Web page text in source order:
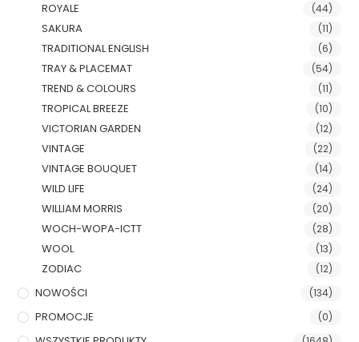
ROYALE (44)
SAKURA (11)
TRADITIONAL ENGLISH (6)
TRAY & PLACEMAT (54)
TREND & COLOURS (11)
TROPICAL BREEZE (10)
VICTORIAN GARDEN (12)
VINTAGE (22)
VINTAGE BOUQUET (14)
WILD LIFE (24)
WILLIAM MORRIS (20)
WOCH-WOPA-ICTT (28)
WOOL (13)
ZODIAC (12)
NOWOŚCI (134)
PROMOCJE (0)